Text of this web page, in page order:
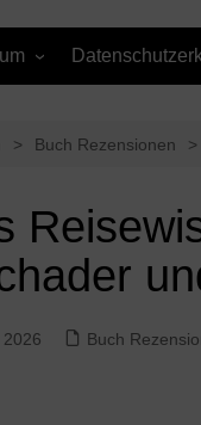
Buch Rezensionen
Buch